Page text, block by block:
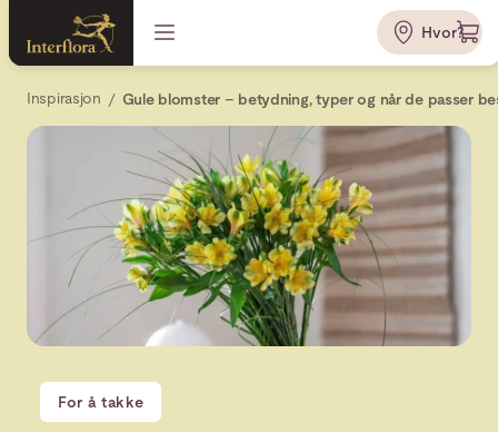
Hvor?
Inspirasjon Gule blomster – betydning, typer og når de passer
For å takke